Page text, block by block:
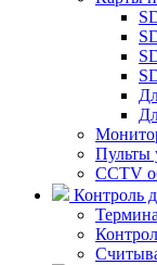
Пульты
CCTV
Контроль